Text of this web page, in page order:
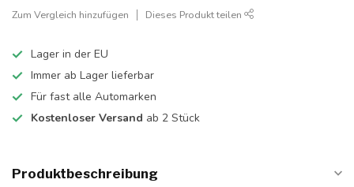
Zum Vergleich hinzufügen Dieses Produkt teilen
Lager in der EU
Immer ab Lager lieferbar
Für fast alle Automarken
Kostenloser Versand ab 2 Stück
Produktbeschreibung